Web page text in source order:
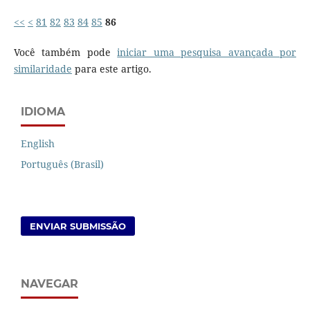
<< < 81 82 83 84 85 86
Você também podeiniciar uma pesquisa avançada por
similaridade para este artigo.
IDIOMA
English
Português (Brasil)
ENVIAR SUBMISSÃO
NAVEGAR